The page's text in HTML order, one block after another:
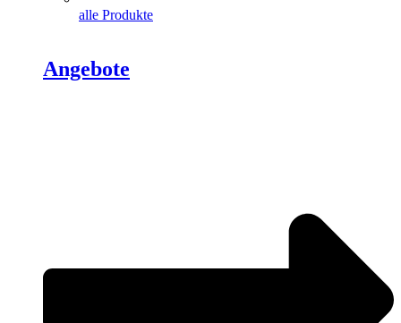
alle Produkte
Angebote